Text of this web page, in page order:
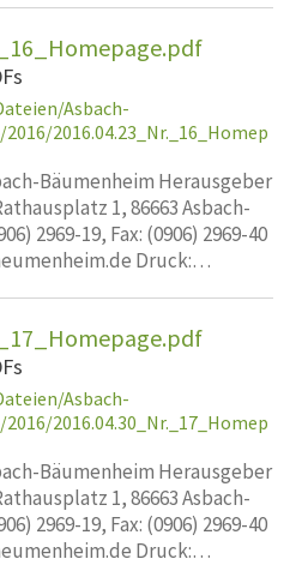
Asbach-
2016.04.23_Nr._16_Homep
Bäumenheim Herausgeber
1, 86663 Asbach-
2969-19, Fax: (0906) 2969-40
Druck:…
Asbach-
2016.04.30_Nr._17_Homep
Bäumenheim Herausgeber
1, 86663 Asbach-
2969-19, Fax: (0906) 2969-40
Druck:…